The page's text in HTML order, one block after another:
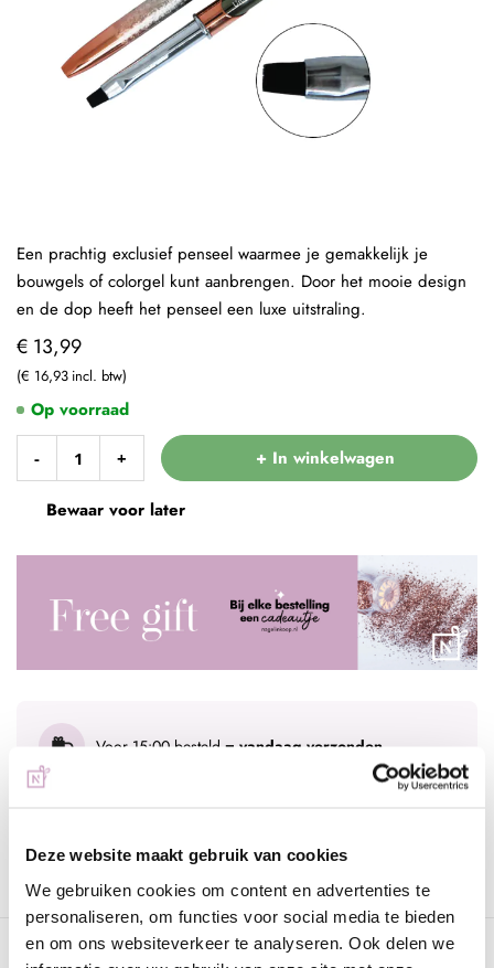
Deze website maakt gebruik van cookies
We gebruiken cookies om content en advertenties te
personaliseren, om functies voor social media te bieden
en om ons websiteverkeer te analyseren. Ook delen we
€ 13,99
€ 16,93
- + + In winkelwagen
Bewaar voor later
Voor 15:00 besteld = vandaag verzonden
Advies nodig?WhatsApp met onze specialisten
Op voorraad
Een prachtig exclusief penseel waarmee je gemakkelijk je
bouwgels of colorgel kunt aanbrengen. Door het mooie design
en de dop heeft het penseel een luxe uitstraling.
Omschrijving